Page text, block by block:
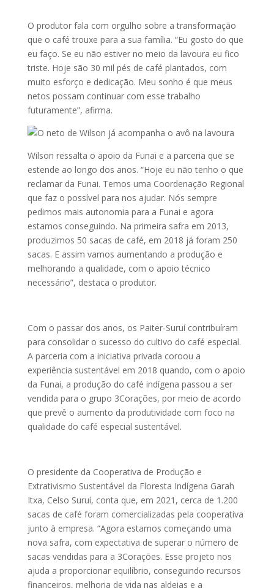
O produtor fala com orgulho sobre a transformação
que o café trouxe para a sua família. “Eu gosto do que
eu faço. Se eu não estiver no meio da lavoura eu fico
triste. Hoje são 30 mil pés de café plantados, com
muito esforço e dedicação. Meu sonho é que meus
netos possam continuar com esse trabalho
futuramente”, afirma.
Wilson ressalta o apoio da Funai e a parceria que se
estende ao longo dos anos. “Hoje eu não tenho o que
reclamar da Funai. Temos uma Coordenação Regional
que faz o possível para nos ajudar. Nós sempre
pedimos mais autonomia para a Funai e agora
estamos conseguindo. Na primeira safra em 2013,
produzimos 50 sacas de café, em 2018 já foram 250
sacas. E assim vamos aumentando a produção e
melhorando a qualidade, com o apoio técnico
necessário”, destaca o produtor.
Com o passar dos anos, os Paiter-Suruí contribuíram
para consolidar o sucesso do cultivo do café especial.
A parceria com a iniciativa privada coroou a
experiência sustentável em 2018 quando, com o apoio
da Funai, a produção do café indígena passou a ser
vendida para o grupo 3Corações, por meio de acordo
que prevê o aumento da produtividade com foco na
qualidade do café especial sustentável.
O presidente da Cooperativa de Produção e
Extrativismo Sustentável da Floresta Indígena Garah
Itxa, Celso Suruí, conta que, em 2021, cerca de 1.200
sacas de café foram comercializadas pela cooperativa
junto à empresa. “Agora estamos começando uma
nova safra, com expectativa de superar o número de
sacas vendidas para a 3Corações. Esse projeto nos
ajuda a proporcionar equilíbrio, conseguindo recursos
financeiros, melhoria de vida nas aldeias e a